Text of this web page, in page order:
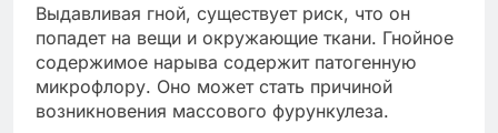
Выдавливая гной, существует риск, что он
попадет на вещи и окружающие ткани. Гнойное
содержимое нарыва содержит патогенную
микрофлору. Оно может стать причиной
возникновения массового фурункулеза.